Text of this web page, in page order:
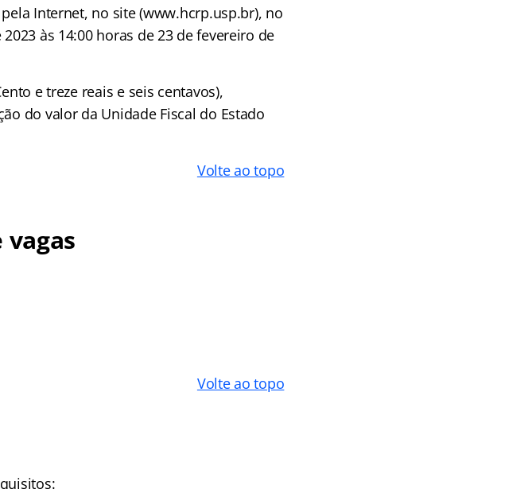
Internet, no site (www.hcrp.usp.br), no
às 14:00 horas de 23 de fevereiro de
e treze reais e seis centavos),
do valor da Unidade Fiscal do Estado
Volte ao topo
vagas
Volte ao topo